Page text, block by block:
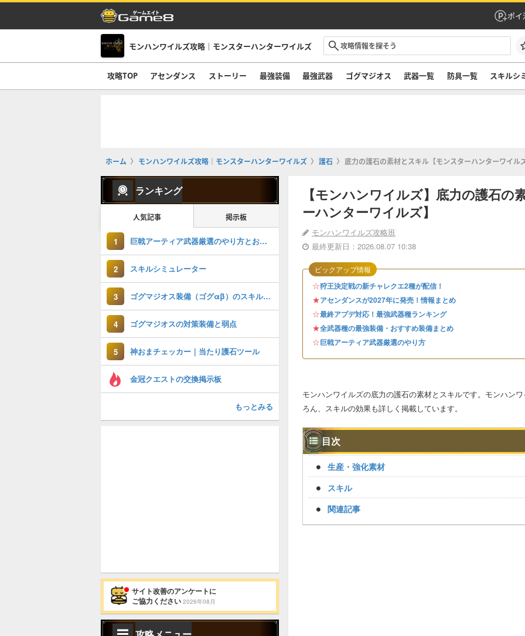
ポイ
モンハンワイルズ攻略｜モンスターハンターワイルズ
攻略TOP アセンダンス ストーリー 最強装備 最強武器 ゴグマジオス 武器一覧 防具一覧 スキルシ
ホーム モンハンワイルズ攻略｜モンスターハンターワイルズ 護石 底力の護石の素材とスキル【モンスターハンターワイルズ
【モンハンワイルズ】底力の護石の
ーハンターワイルズ】
モンハンワイルズ攻略班
最終更新日：2026.08.07 10:38
☆狩王決定戦の新チャレクエ2種が配信！
★アセンダンスが2027年に発売！情報まとめ
☆最終アプデ対応！最強武器種ランキング
★全武器種の最強装備・おすすめ装備まとめ
☆巨戟アーティア武器厳選のやり方
ピックアップ情報
モンハンワイルズの底力の護石の素材とスキルです。モンハン
ろん、スキルの効果も詳しく掲載しています。
目次
生産・強化素材
スキル
関連記事
ランキング
人気記事 掲示板
1 巨戟アーティア武器厳選のやり方とおすすめスキル
2 スキルシミュレーター
3 ゴグマジオス装備（ゴグαβ）のスキルと性能
4 ゴグマジオスの対策装備と弱点
5 神おまチェッカー｜当たり護石ツール
金冠クエストの交換掲示板
もっとみる
サイト改善のアンケートに
ご協力ください 2026年08月